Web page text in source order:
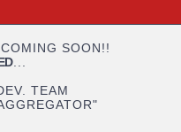
SOON!!
...
TEAM